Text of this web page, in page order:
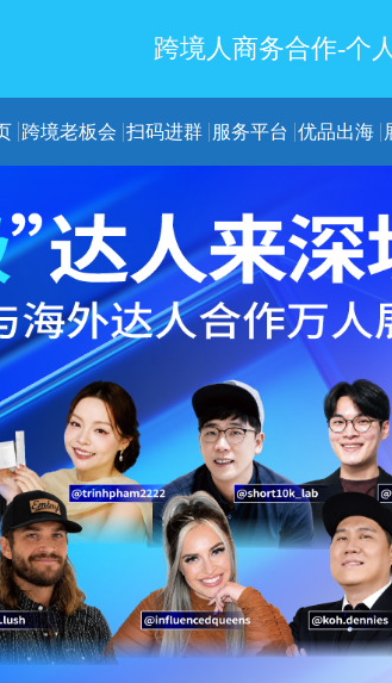
跨境人商务合作-个
跨境老板会 扫码进群 服务平台 优品出海